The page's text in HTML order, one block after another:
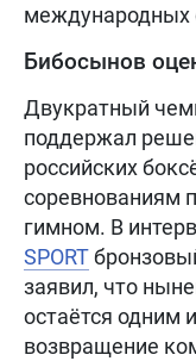
международных
Бибосынов
Двукратный
поддержал
российских
соревнованиям
гимном. В
SPORT
заявил, что
остаётся одним
возвращение